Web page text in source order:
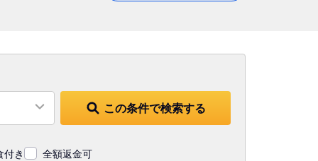
この条件で検索する
付き 全額返金可